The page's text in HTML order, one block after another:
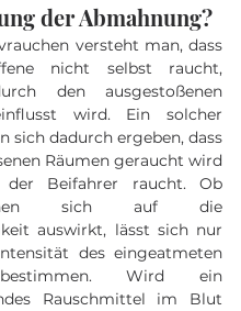
der Abmahnung?
versteht man, dass
nicht selbst raucht,
den ausgestoßenen
wird. Ein solcher
sich dadurch ergeben, dass
Räumen geraucht wird
Beifahrer raucht. Ob
sich auf die
auswirkt, lässt sich nur
des eingeatmeten
Wird ein
Rauschmittel im Blut